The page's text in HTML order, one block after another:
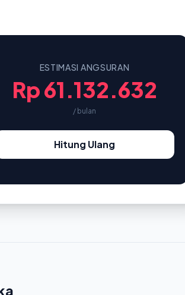
ESTIMASI ANGSURAN
Rp 61.132.632
/ bulan
Hitung Ulang